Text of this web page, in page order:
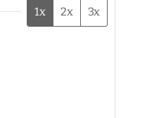
1x 2x 3x